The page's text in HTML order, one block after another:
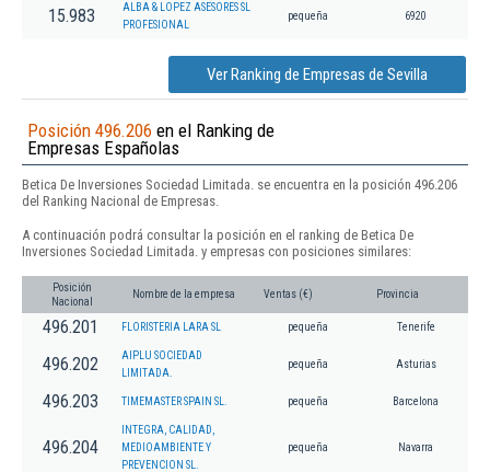
15.983
ALBA & LOPEZ ASESORES SL
PROFESIONAL
pequeña 6920
Ver Ranking de Empresas de Sevilla
Posición 496.206 en el Ranking de
Empresas Españolas
Betica De Inversiones Sociedad Limitada. se encuentra en la posición 496.206
del Ranking Nacional de Empresas.
A continuación podrá consultar la posición en el ranking de Betica De
Inversiones Sociedad Limitada. y empresas con posiciones similares:
Posición
Nacional
Nombre de la empresa Ventas (€) Provincia
496.201 FLORISTERIA LARA SL pequeña Tenerife
496.202
AIPLU SOCIEDAD
LIMITADA.
pequeña Asturias
496.203 TIMEMASTER SPAIN SL. pequeña Barcelona
496.204
INTEGRA, CALIDAD,
MEDIOAMBIENTE Y
PREVENCION SL.
pequeña Navarra